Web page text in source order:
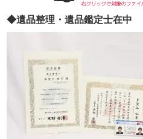
◆遺品整理・遺品鑑定士在中